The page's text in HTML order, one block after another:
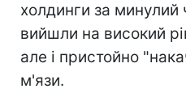
холдинги за минулий
вийшли на високий
але і пристойно
м'язи.